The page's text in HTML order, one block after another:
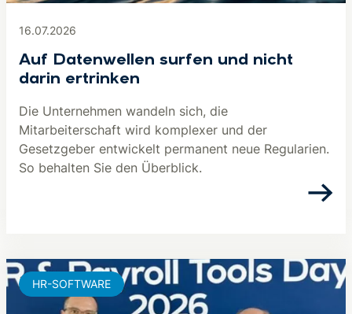
16.07.2026
Auf Datenwellen surfen und nicht
darin ertrinken
Die Unternehmen wandeln sich, die
Mitarbeiterschaft wird komplexer und der
Gesetzgeber entwickelt permanent neue Regularien.
So behalten Sie den Überblick.
HR-SOFTWARE